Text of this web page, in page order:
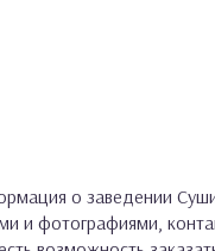
о заведении
и фотографиями,